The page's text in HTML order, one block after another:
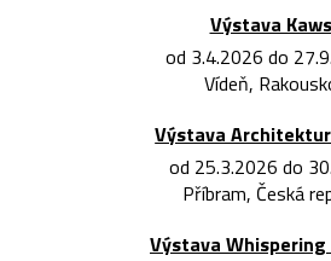
Výstava Kaws
od 3.4.2026 do
Vídeň,
Výstava
od 25.3.2026 do
Příbram, Česká
Výstava